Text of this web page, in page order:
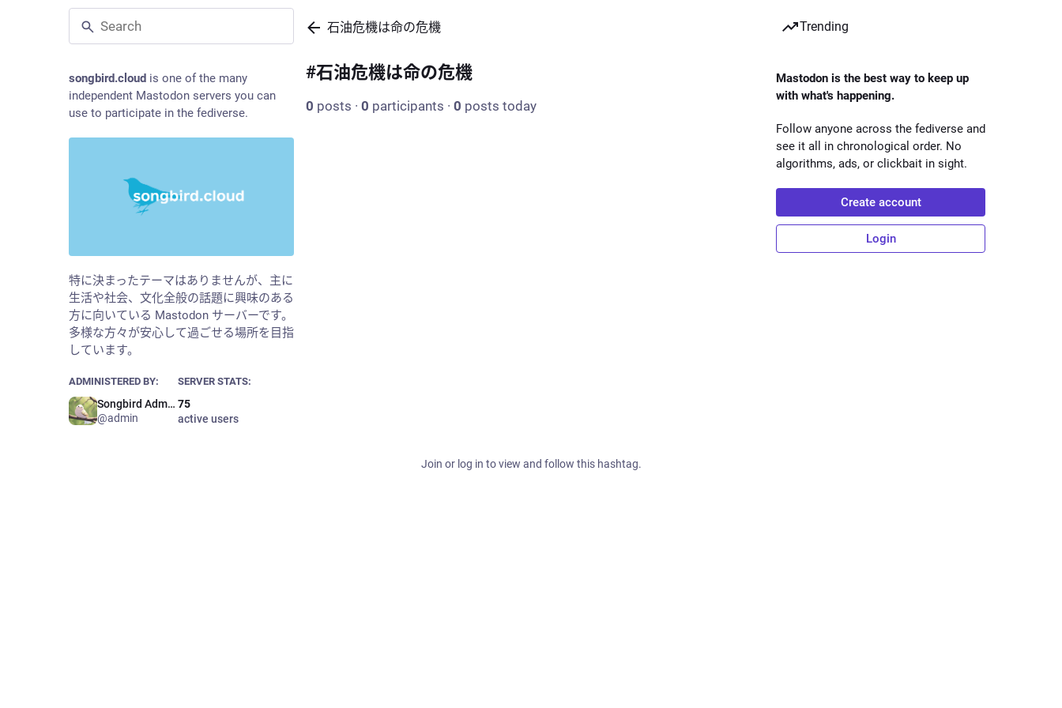
songbird.cloud is one of the many
independent Mastodon servers you can
use to participate in the fediverse.
特に決まったテーマはありませんが、主に
生活や社会、文化全般の話題に興味のある
方に向いている Mastodon サーバーです。
多様な方々が安心して過ごせる場所を目指
しています。
ADMINISTERED BY:
Songbird Admin 🐥
@admin
SERVER STATS:
75
active users
石油危機は命の危機
#石油危機は命の危機
0 posts · 0 participants · 0 posts today
Join or log in to view and follow this hashtag.
Trending
Mastodon is the best way to keep up
with what's happening.
Follow anyone across the fediverse and
see it all in chronological order. No
algorithms, ads, or clickbait in sight.
Create account
Login